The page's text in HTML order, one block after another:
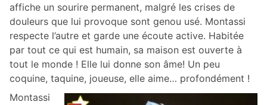
affiche un sourire permanent, malgré les crises de
douleurs que lui provoque sont genou usé. Montassi
respecte l’autre et garde une écoute active. Habitée
par tout ce qui est humain, sa maison est ouverte à
tout le monde ! Elle lui donne son âme! Un peu
coquine, taquine, joueuse, elle aime… profondément !
Montassi